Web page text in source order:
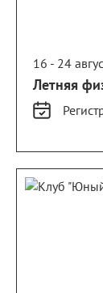
16 - 24
Летняя